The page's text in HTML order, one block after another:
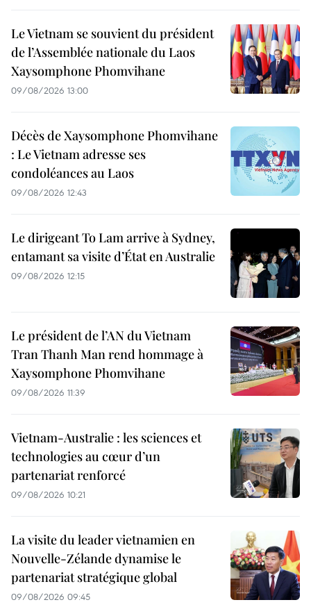
Le Vietnam se souvient du président
de l’Assemblée nationale du Laos
Xaysomphone Phomvihane
09/08/2026 13:00
Décès de Xaysomphone Phomvihane
: Le Vietnam adresse ses
condoléances au Laos
09/08/2026 12:43
Le dirigeant To Lam arrive à Sydney,
entamant sa visite d’État en Australie
09/08/2026 12:15
Le président de l’AN du Vietnam
Tran Thanh Man rend hommage à
Xaysomphone Phomvihane
09/08/2026 11:39
Vietnam-Australie : les sciences et
technologies au cœur d’un
partenariat renforcé
09/08/2026 10:21
La visite du leader vietnamien en
Nouvelle-Zélande dynamise le
partenariat stratégique global
09/08/2026 09:45